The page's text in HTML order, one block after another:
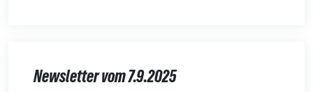
Newsletter vom 7.9.2025